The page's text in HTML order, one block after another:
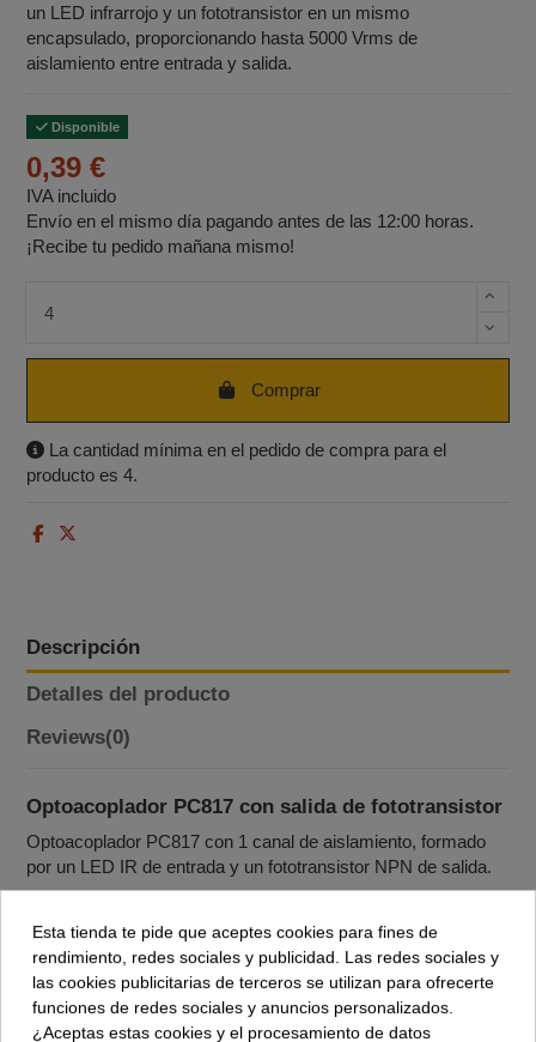
un LED infrarrojo y un fototransistor en un mismo
encapsulado, proporcionando hasta 5000 Vrms de
aislamiento entre entrada y salida.
Disponible
0,39 €
IVA incluido
Envío en el mismo día pagando antes de las 12:00 horas.
¡Recibe tu pedido mañana mismo!
Comprar
La cantidad mínima en el pedido de compra para el
producto es 4.
Descripción
Detalles del producto
Reviews(0)
Optoacoplador PC817 con salida de fototransistor
Optoacoplador PC817 con 1 canal de aislamiento, formado
por un LED IR de entrada y un fototransistor NPN de salida.
THT en placas y protoboards.
Diseñado para aplicaciones de aislamiento de señales,
realimentación en fuentes conmutadas y protección de
entradas/salidas de microcontroladores.
Esta tienda te pide que aceptes cookies para fines de
rendimiento, redes sociales y publicidad. Las redes sociales y
las cookies publicitarias de terceros se utilizan para ofrecerte
funciones de redes sociales y anuncios personalizados.
¿Aceptas estas cookies y el procesamiento de datos